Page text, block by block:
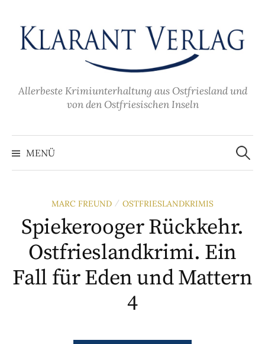
Inhalt
überspringen
Allerbeste Krimiunterhaltung aus Ostfriesland und
von den Ostfriesischen Inseln
MENÜ
Suche
nach:
MARC FREUND / OSTFRIESLANDKRIMIS
Spiekerooger Rückkehr.
Ostfrieslandkrimi. Ein
Fall für Eden und Mattern
4